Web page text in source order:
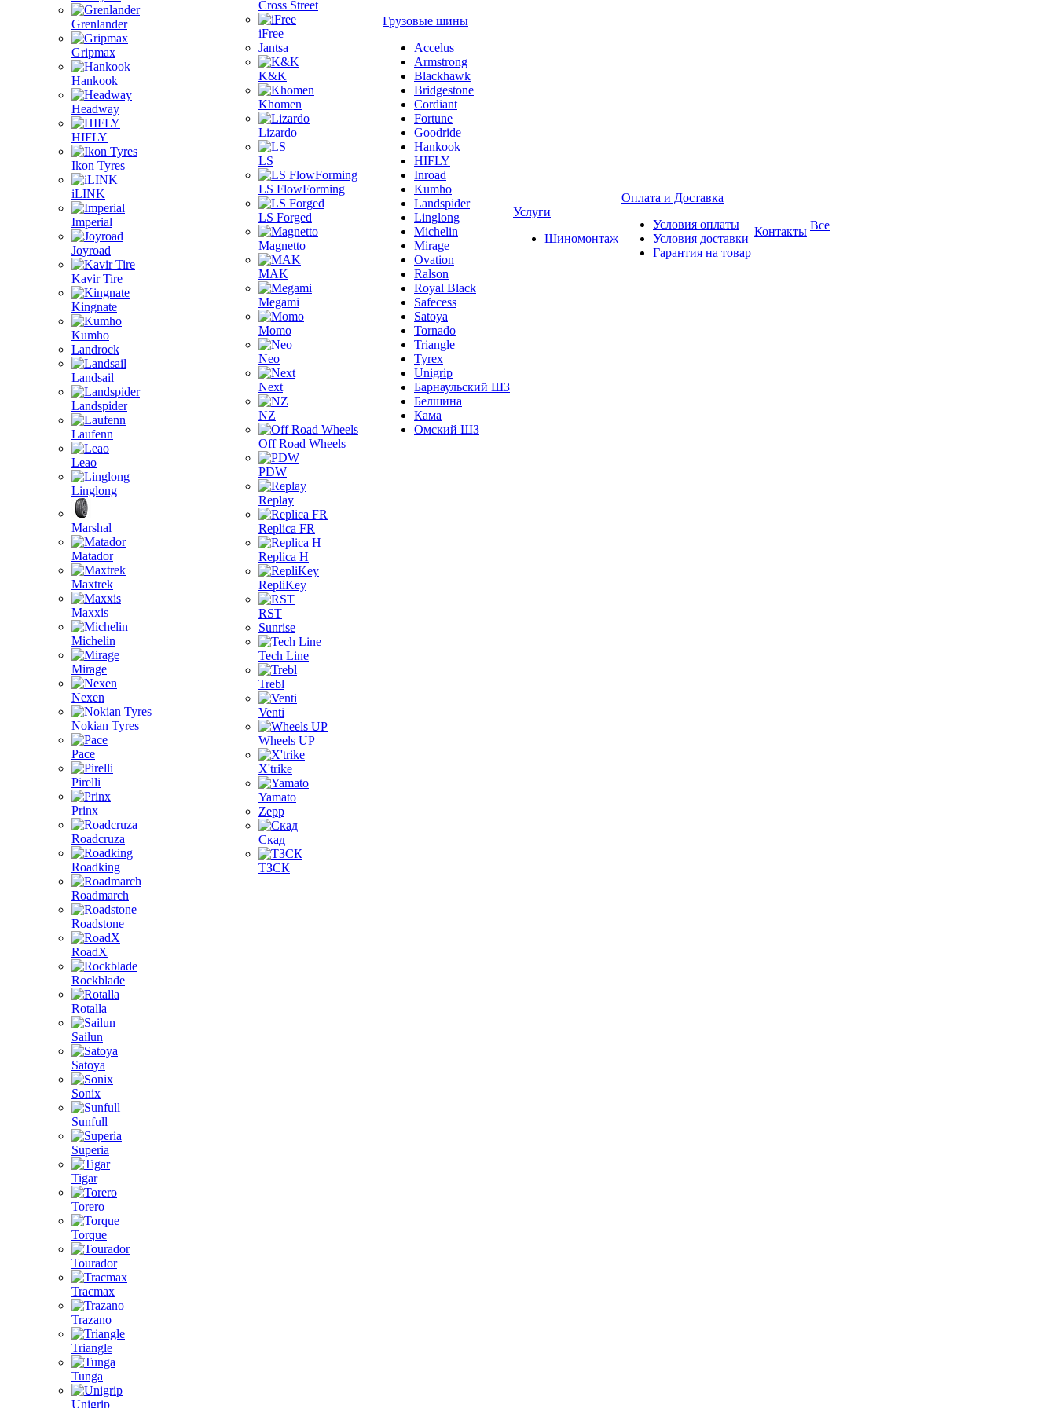
Grenlander
Gripmax
Hankook
Headway
HIFLY
Ikon Tyres
iLINK
Imperial
Joyroad
Kavir Tire
Kingnate
Kumho
Landrock
Landsail
Landspider
Laufenn
Leao
Linglong
Marshal
Matador
Maxtrek
Maxxis
Michelin
Mirage
Nexen
Nokian Tyres
Pace
Pirelli
Prinx
Roadcruza
Roadking
Roadmarch
Roadstone
RoadX
Rockblade
Rotalla
Sailun
Satoya
Sonix
Sunfull
Superia
Tigar
Torero
Torque
Tourador
Tracmax
Trazano
Triangle
Tunga
Unigrip
Cross Street
iFree
Jantsa
K&K
Khomen
Lizardo
LS
LS FlowForming
LS Forged
Magnetto
MAK
Megami
Momo
Neo
Next
NZ
Off Road Wheels
PDW
Replay
Replica FR
Replica H
RepliKey
RST
Sunrise
Tech Line
Trebl
Venti
Wheels UP
X'trike
Yamato
Zepp
Скад
ТЗСК
Грузовые шины
Accelus
Armstrong
Blackhawk
Bridgestone
Cordiant
Fortune
Goodride
Hankook
HIFLY
Inroad
Kumho
Landspider
Linglong
Michelin
Mirage
Ovation
Ralson
Royal Black
Safecess
Satoya
Tornado
Triangle
Tyrex
Unigrip
Барнаульский ШЗ
Белшина
Кама
Омский ШЗ
Услуги
Шиномонтаж
Оплата и Доставка
Условия оплаты
Условия доставки
Гарантия на товар
Контакты Все